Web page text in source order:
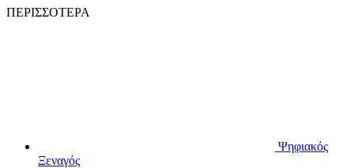
ΠΕΡΙΣΣΟΤΕΡΑ
Ψηφιακός
Ξεναγός